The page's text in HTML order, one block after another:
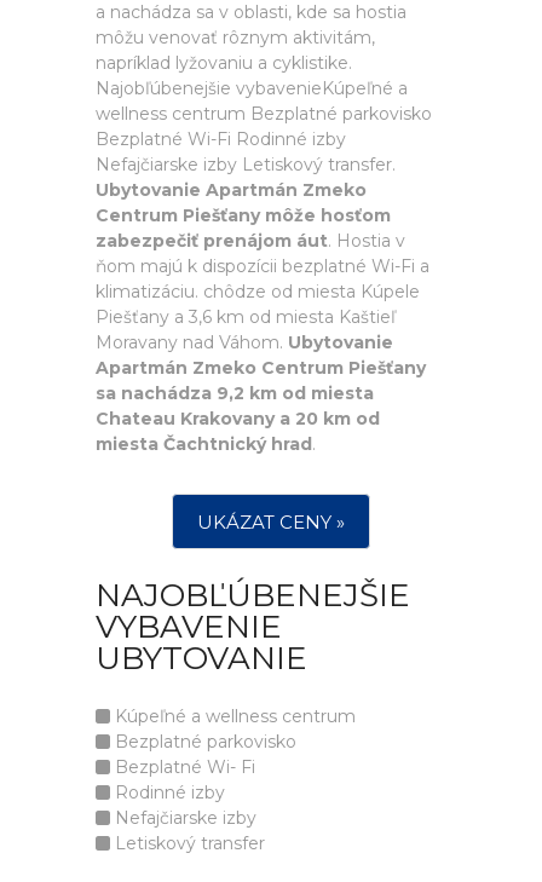
a nachádza sa v oblasti, kde sa hostia
môžu venovať rôznym aktivitám,
napríklad lyžovaniu a cyklistike.
Najobľúbenejšie vybavenieKúpeľné a
wellness centrum Bezplatné parkovisko
Bezplatné Wi-Fi Rodinné izby
Nefajčiarske izby Letiskový transfer.
Ubytovanie Apartmán Zmeko
Centrum Piešťany môže hosťom
zabezpečiť prenájom áut. Hostia v
ňom majú k dispozícii bezplatné Wi-Fi a
klimatizáciu. chôdze od miesta Kúpele
Piešťany a 3,6 km od miesta Kaštieľ
Moravany nad Váhom. Ubytovanie
Apartmán Zmeko Centrum Piešťany
sa nachádza 9,2 km od miesta
Chateau Krakovany a 20 km od
miesta Čachtnický hrad.
UKÁZAT CENY »
NAJOBĽÚBENEJŠIE
VYBAVENIE
UBYTOVANIE
Kúpeľné a wellness centrum
Bezplatné parkovisko
Bezplatné Wi- Fi
Rodinné izby
Nefajčiarske izby
Letiskový transfer